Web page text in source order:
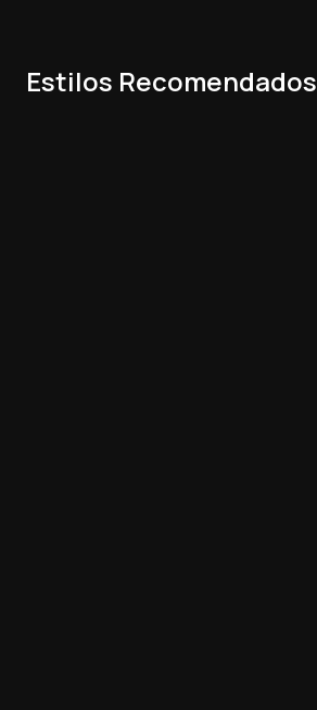
Estilos Recomendados